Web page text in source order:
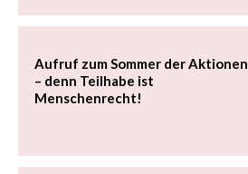
Aufruf zum Sommer der Aktionen
– denn Teilhabe ist
Menschenrecht!